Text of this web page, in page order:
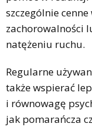
szczególnie
zachorowalności
natężeniu ruchu.
Regularne
także wspierać
i równowagę
jak pomarańcza